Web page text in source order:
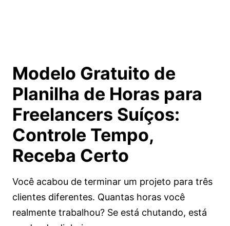
Modelo Gratuito de
Planilha de Horas para
Freelancers Suíços:
Controle Tempo,
Receba Certo
Você acabou de terminar um projeto para três
clientes diferentes. Quantas horas você
realmente trabalhou? Se está chutando, está